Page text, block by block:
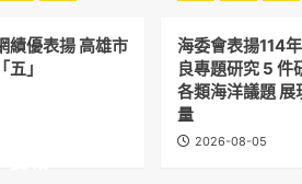
績優表揚 高雄市
五」
海委會表揚114
良專題研究 5 件
各類海洋議題 展
量
2026-08-05